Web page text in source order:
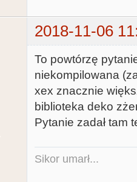
2018-11-06
To powtórzę
niekompilowana
xex znacznie
biblioteka deko
Pytanie zadał tam
Sikor umarł...